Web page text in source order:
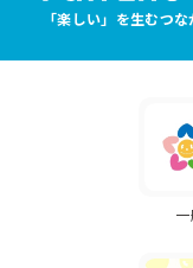
「楽しい」を生むつ